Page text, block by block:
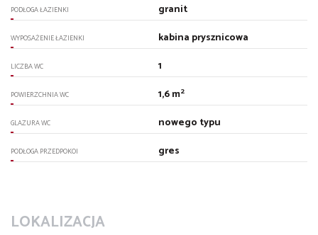
PODŁOGA ŁAZIENKI granit
WYPOSAŻENIE ŁAZIENKI kabina prysznicowa
LICZBA WC 1
POWIERZCHNIA WC 1,6 m2
GLAZURA WC nowego typu
PODŁOGA PRZEDPOKOI gres
LOKALIZACJA